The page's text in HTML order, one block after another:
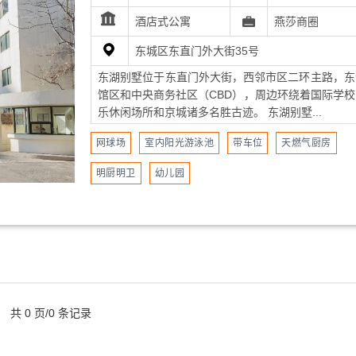
酒店式公寓 燕莎商圈
东城区东直门外大街35号
东湖别墅位于东直门外大街，西邻市区二环主路，
馆区和中央商务社区（CBD），周边环绕着国际学
乐休闲场所和京城诸多名胜古迹。 东湖别墅...
网球场 室内阳光游泳池 带车位 天燃气厨房
明厨明卫 幼儿园
共 0 页/0 条记录